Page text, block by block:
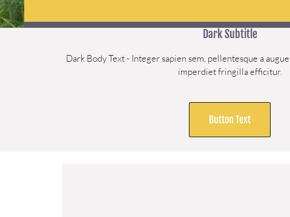
Dark Subtitle
Dark Body Text - Integer sapien sem, pellentesque a
imperdiet fringilla efficitur.
Button Text